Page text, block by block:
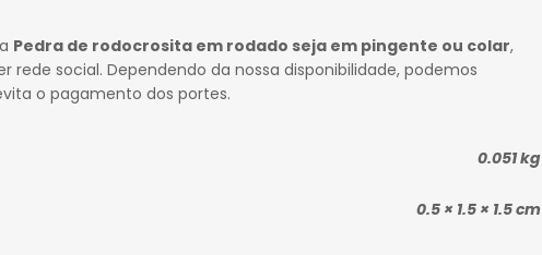
Pedra de rodocrosita em rodado seja em pingente ou colar,
social. Dependendo da nossa disponibilidade, podemos
o pagamento dos portes.
0.051 kg
0.5 × 1.5 × 1.5 cm